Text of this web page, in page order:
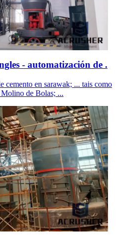
- automatización de .
cemento en sarawak; ... tais como
de Bolas; ...